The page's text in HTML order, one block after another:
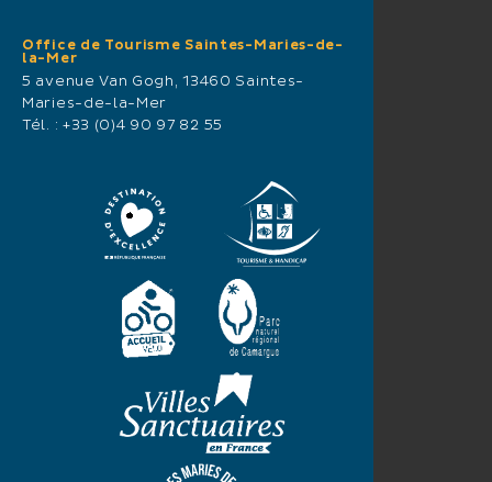
Office de Tourisme Saintes-Maries-de-
la-Mer
5 avenue Van Gogh, 13460 Saintes-
Maries-de-la-Mer
Tél. : +33 (0)4 90 97 82 55